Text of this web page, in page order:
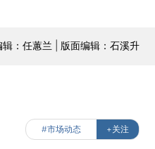
辑：任蕙兰 | 版面编辑：石溪升
#市场动态 +关注